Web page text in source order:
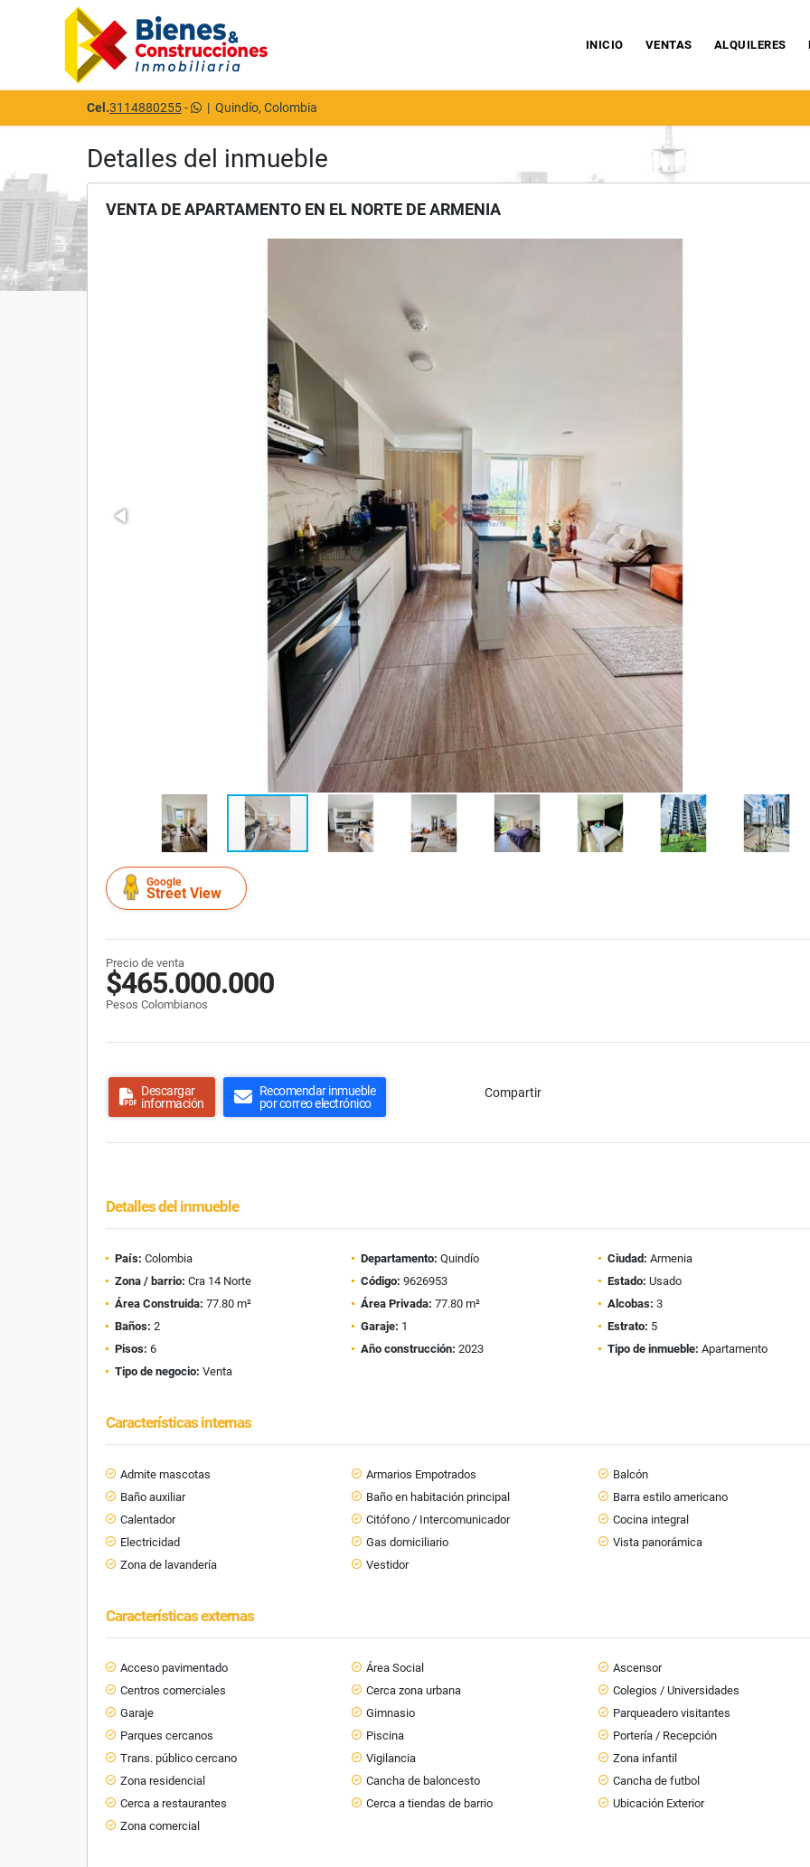
INICIO VENTAS ALQUILERES
Cel.3114880255- | Quindío, Colombia
Detalles del inmueble
VENTA DE APARTAMENTO EN EL NORTE DE ARMENIA
Google
Street View
Precio de venta
$465.000.000
Pesos Colombianos
Descargar
información
Recomendar inmueble
por correo electrónico
Compartir
Detalles del inmueble
País: Colombia Departamento: Quindío Ciudad: Armenia
Zona / barrio: Cra 14 Norte Código: 9626953 Estado: Usado
Área Construida: 77.80 m² Área Privada: 77.80 m² Alcobas: 3
Baños: 2 Garaje: 1 Estrato: 5
Pisos: 6 Año construcción: 2023 Tipo de inmueble: Apartamento
Tipo de negocio: Venta
Características internas
Admite mascotas Armarios Empotrados
Balcón
Baño auxiliar
Baño en habitación principal
Barra estilo americano
Calentador
Citófono / Intercomunicador
Cocina integral
Electricidad
Gas domiciliario
Vista panorámica
Zona de lavandería
Vestidor
Características externas
Acceso pavimentado Área Social
Ascensor
Centros comerciales
Cerca zona urbana
Colegios / Universidades
Garaje
Gimnasio
Parqueadero visitantes
Parques cercanos
Piscina
Portería / Recepción
Trans. público cercano
Vigilancia
Zona infantil
Zona residencial
Cancha de baloncesto
Cancha de futbol
Cerca a restaurantes
Cerca a tiendas de barrio
Ubicación Exterior
Zona comercial